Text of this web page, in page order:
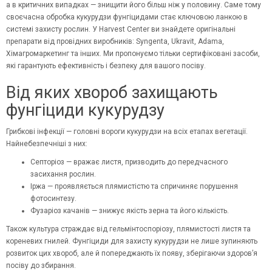
а в критичних випадках — знищити його більш ніж у половину. Саме тому
своєчасна обробка кукурудзи фунгіцидами стає ключовою ланкою в
системі захисту рослин. У Harvest Center ви знайдете оригінальні
препарати від провідних виробників: Syngenta, Ukravit, Adama,
Хімагромаркетинг та інших. Ми пропонуємо тільки сертифіковані засоби,
які гарантують ефективність і безпеку для вашого посіву.
Від яких хвороб захищають
фунгіциди кукурудзу
Грибкові інфекції — головні вороги кукурудзи на всіх етапах вегетації.
Найнебезпечніші з них:
Септоріоз — вражає листя, призводить до передчасного
засихання рослин.
Іржа — проявляється плямистістю та спричиняє порушення
фотосинтезу.
Фузаріоз качанів — знижує якість зерна та його кількість.
Також культура страждає від гельмінтоспоріозу, плямистості листя та
кореневих гнилей. Фунгіциди для захисту кукурудзи не лише зупиняють
розвиток цих хвороб, але й попереджають їх появу, зберігаючи здоров’я
посіву до збирання.